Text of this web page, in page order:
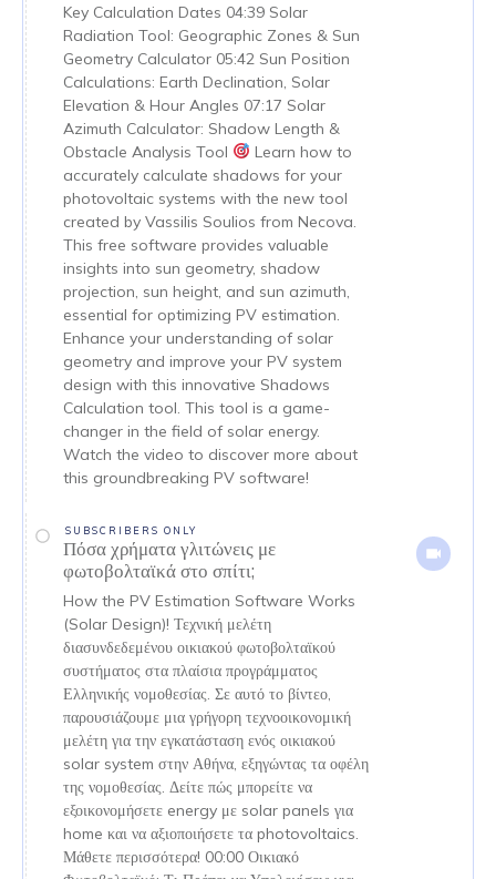
Key Calculation Dates 04:39 Solar
Radiation Tool: Geographic Zones & Sun
Geometry Calculator 05:42 Sun Position
Calculations: Earth Declination, Solar
Elevation & Hour Angles 07:17 Solar
Azimuth Calculator: Shadow Length &
Obstacle Analysis Tool
Learn how to
accurately calculate shadows for your
photovoltaic systems with the new tool
created by Vassilis Soulios from Necova.
This free software provides valuable
insights into sun geometry, shadow
projection, sun height, and sun azimuth,
essential for optimizing PV estimation.
Enhance your understanding of solar
geometry and improve your PV system
design with this innovative Shadows
Calculation tool. This tool is a game-
changer in the field of solar energy.
Watch the video to discover more about
this groundbreaking PV software!
SUBSCRIBERS ONLY
Πόσα χρήματα γλιτώνεις με
φωτοβολταϊκά στο σπίτι;
How the PV Estimation Software Works
(Solar Design)! Τεχνική μελέτη
διασυνδεδεμένου οικιακού φωτοβολταϊκού
συστήματος στα πλαίσια προγράμματος
Ελληνικής νομοθεσίας. Σε αυτό το βίντεο,
παρουσιάζουμε μια γρήγορη τεχνοοικονομική
μελέτη για την εγκατάσταση ενός οικιακού
solar system στην Αθήνα, εξηγώντας τα οφέλη
της νομοθεσίας. Δείτε πώς μπορείτε να
εξοικονομήσετε energy με solar panels για
home και να αξιοποιήσετε τα photovoltaics.
Μάθετε περισσότερα! 00:00 Οικιακό